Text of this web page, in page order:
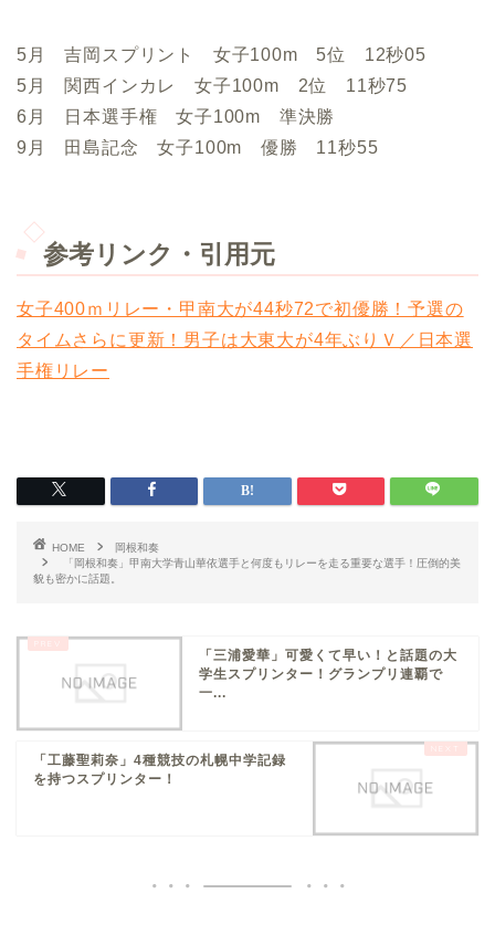
5月 吉岡スプリント 女子100m 5位 12秒05
5月 関西インカレ 女子100m 2位 11秒75
6月 日本選手権 女子100m 準決勝
9月 田島記念 女子100m 優勝 11秒55
参考リンク・引用元
女子400ｍリレー・甲南大が44秒72で初優勝！予選の
タイムさらに更新！男子は大東大が4年ぶりＶ／日本選
手権リレー
HOME
岡根和奏
「岡根和奏」甲南大学青山華依選手と何度もリレーを走る重要な選手！圧倒的美
貌も密かに話題。
「三浦愛華」可愛くて早い！と話題の大
学生スプリンター！グランプリ連覇で
一...
「工藤聖莉奈」4種競技の札幌中学記録
を持つスプリンター！